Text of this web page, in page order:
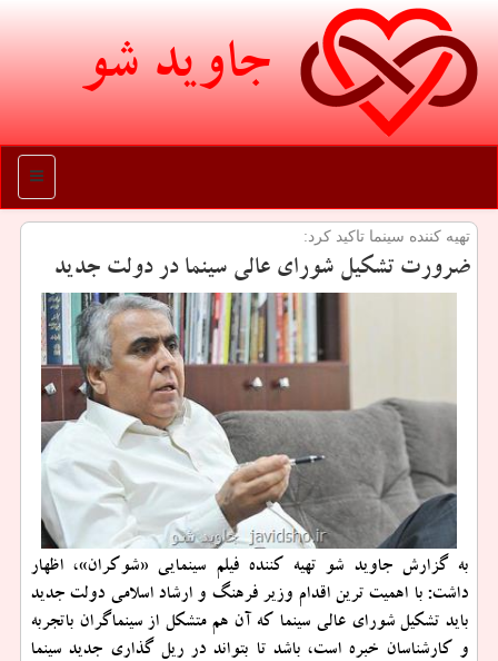
جاوید شو
منو
تهیه كننده سینما تاكید كرد:
ضرورت تشکیل شورای عالی سینما در دولت جدید
به گزارش جاوید شو تهیه کننده فیلم سینمایی «شوکران»، اظهار
داشت: با اهمیت ترین اقدام وزیر فرهنگ و ارشاد اسلامی دولت جدید
باید تشکیل شورای عالی سینما که آن هم متشکل از سینماگران باتجربه
و کارشناسان خبره است، باشد تا بتواند در ریل گذاری جدید سینما